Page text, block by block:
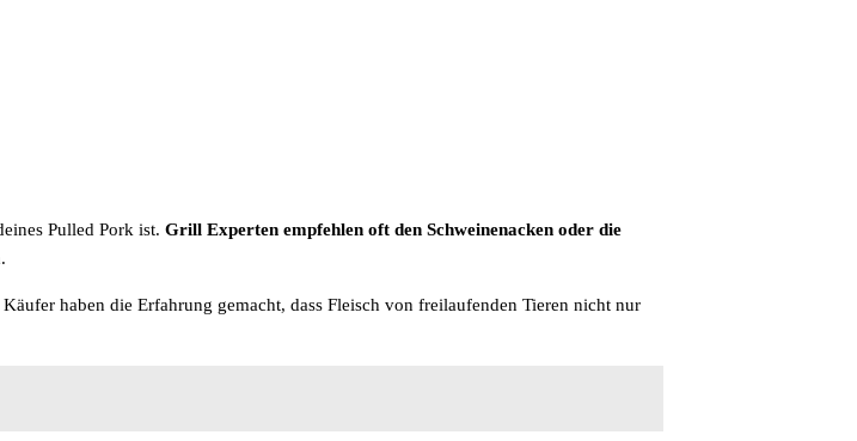
Pulled Pork ist. Grill Experten empfehlen oft den Schweinenacken oder die
haben die Erfahrung gemacht, dass Fleisch von freilaufenden Tieren nicht nur